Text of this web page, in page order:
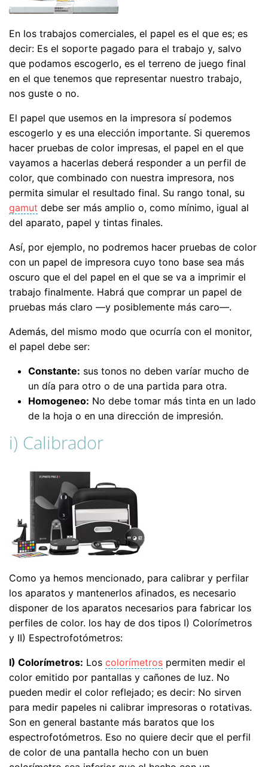
En los trabajos comerciales, el papel es el que es; es
decir: Es el soporte pagado para el trabajo y, salvo
que podamos escogerlo, es el terreno de juego final
en el que tenemos que representar nuestro trabajo,
nos guste o no.
El papel que usemos en la impresora sí podemos
escogerlo y es una elección importante. Si queremos
hacer pruebas de color impresas, el papel en el que
vayamos a hacerlas deberá responder a un perfil de
color, que combinado con nuestra impresora, nos
permita simular el resultado final. Su rango tonal, su
gamut debe ser más amplio o, como mínimo, igual al
del aparato, papel y tintas finales.
Así, por ejemplo, no podremos hacer pruebas de color
con un papel de impresora cuyo tono base sea más
oscuro que el del papel en el que se va a imprimir el
trabajo finalmente. Habrá que comprar un papel de
pruebas más claro —y posiblemente más caro—.
Además, del mismo modo que ocurría con el monitor,
el papel debe ser:
Constante: sus tonos no deben varíar mucho de
un día para otro o de una partida para otra.
Homogeneo: No debe tomar más tinta en un lado
de la hoja o en una dirección de impresión.
i) Calibrador
Como ya hemos mencionado, para calibrar y perfilar
los aparatos y mantenerlos afinados, es necesario
disponer de los aparatos necesarios para fabricar los
perfiles de color. los hay de dos tipos I) Colorímetros
y II) Espectrofotómetros:
I) Colorímetros: Los colorímetros permiten medir el
color emitido por pantallas y cañones de luz. No
pueden medir el color reflejado; es decir: No sirven
para medir papeles ni calibrar impresoras o rotativas.
Son en general bastante más baratos que los
espectrofotómetros. Eso no quiere decir que el perfil
de color de una pantalla hecho con un buen